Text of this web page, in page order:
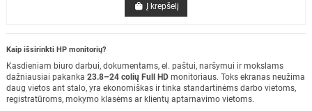
Į krepšelį
Kaip išsirinkti HP monitorių?
Kasdieniam biuro darbui, dokumentams, el. paštui, naršymui ir mokslams
dažniausiai pakanka 23.8–24 colių Full HD monitoriaus. Toks ekranas neužima
daug vietos ant stalo, yra ekonomiškas ir tinka standartinėms darbo vietoms,
registratūroms, mokymo klasėms ar klientų aptarnavimo vietoms.